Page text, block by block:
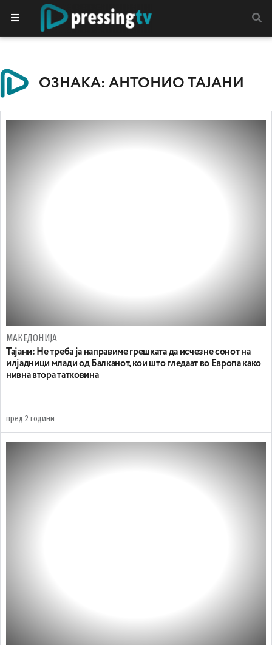
ОЗНАКА: АНТОНИО ТАЈАНИ
МАКЕДОНИЈА
Тајани: Не треба ја направиме грешката да исчезне сонот на
илјадници млади од Балканот, кои што гледаат во Европа како
нивна втора татковина
пред 2 години